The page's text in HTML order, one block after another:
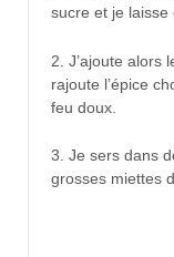
sucre et je laisse
2. J’ajoute alors
rajoute l’épice
feu doux.
3. Je sers dans
grosses miettes